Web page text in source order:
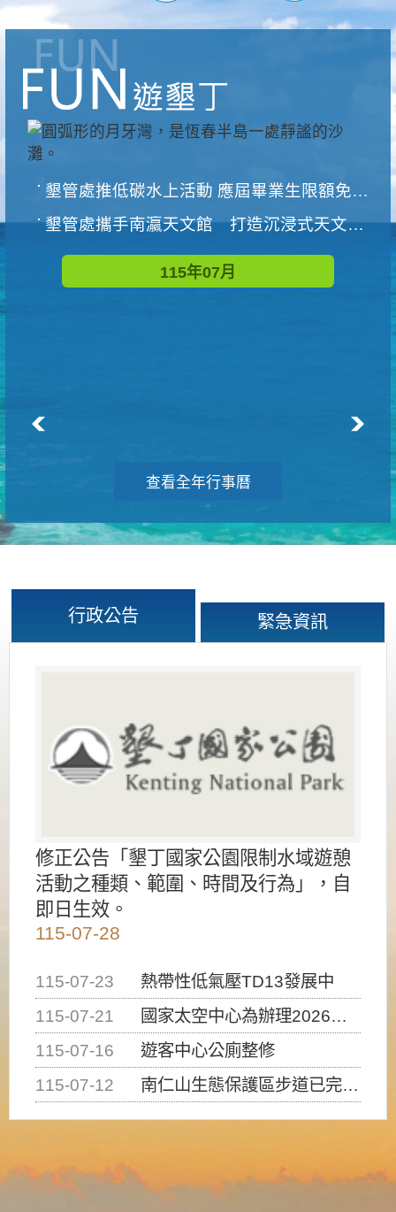
墾管處推低碳水上活動 應屆畢業生限額免費參加
墾管處攜手南瀛天文館 打造沉浸式天文探索營隊
115年07月
查看全年行事曆
行政公告 緊急資訊
修正公告「墾丁國家公園限制水域遊憩
活動之種類、範圍、時間及行為」，自
即日生效。
115-07-28
115-07-23
熱帶性低氣壓TD13發展中
115-07-21
國家太空中心為辦理2026台灣盃火箭競賽，陸、海、空域警戒及協調相關事宜，因颱風備案事宜
115-07-16
遊客中心公廁整修
115-07-12
南仁山生態保護區步道已完成修復，自115年7月13日（星期一）起恢復開放入園，歡迎民眾依規定申請入園....